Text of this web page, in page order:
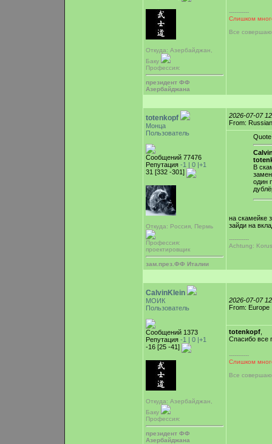
Откуда: Азербайджан,
Баку
Профессия:
президент ФФ
Азербайджана
-----------
Слишком
Все
totenkopf
Монца
Пользователь
Сообщений 77476
Репутация -1 | 0 |+1
31 [332 -301]
Откуда: Россия, Пермь
Профессия:
проектировщик
зам.през.ФФ Италии
2026-07-07
From:
Quote
В
один
на скамейке
зайди на
-----------
Achtung:
CalvinKlein
МОИК
Пользователь
Сообщений 1373
Репутация -1 | 0 |+1
-16 [25 -41]
Откуда: Азербайджан,
Баку
Профессия:
президент ФФ
Азербайджана
2026-07-07
From: Europe
totenkopf
Спасибо все
-----------
Слишком
Все